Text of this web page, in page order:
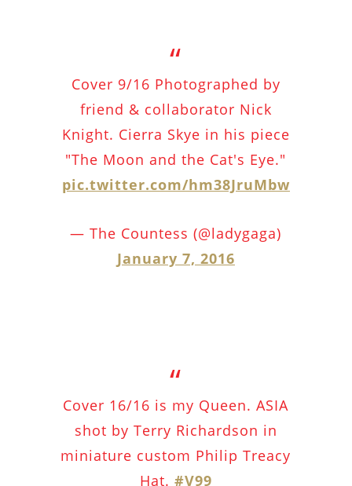
Cover 9/16 Photographed by
friend & collaborator Nick
Knight. Cierra Skye in his piece
"The Moon and the Cat's Eye."
pic.twitter.com/hm38JruMbw
— The Countess (@ladygaga)
January 7, 2016
Cover 16/16 is my Queen. ASIA
shot by Terry Richardson in
miniature custom Philip Treacy
Hat. #V99